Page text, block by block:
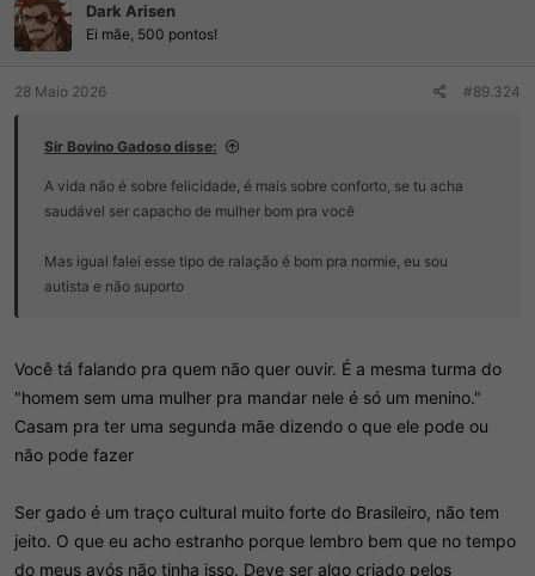
õ
e
s
Dark Arisen
Ei mãe, 500 pontos!
28 Maio 2026 #89.324
Sir Bovino Gadoso disse:
A vida não é sobre felicidade, é mais sobre conforto, se tu acha
saudável ser capacho de mulher bom pra você
Mas igual falei esse tipo de ralação é bom pra normie, eu sou
autista e não suporto
Você tá falando pra quem não quer ouvir. É a mesma turma do
"homem sem uma mulher pra mandar nele é só um menino."
Casam pra ter uma segunda mãe dizendo o que ele pode ou
não pode fazer
Ser gado é um traço cultural muito forte do Brasileiro, não tem
jeito. O que eu acho estranho porque lembro bem que no tempo
do meus avós não tinha isso. Deve ser algo criado pelos